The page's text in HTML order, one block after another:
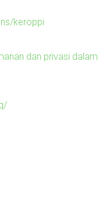
keroppi
dan privasi dalam